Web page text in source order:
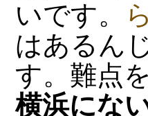
いです。
はあるん
す。難点
横浜にな